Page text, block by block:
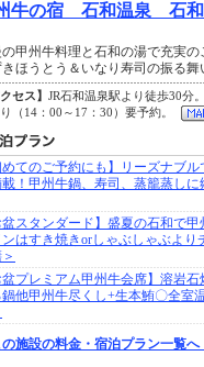
牛の宿 石和温泉 石和
の甲州牛料理と石和の湯で充実
ほうとう＆いなり寿司の振る
クセス】 JR石和温泉駅より徒歩30分
（14：00～17：30）要予約。
めてのご予約にも】リーズナブ
！甲州牛鍋、寿司、蒸籠蒸し
盆スタンダード】盛夏の石和で
ンはすき焼きorしゃぶしゃぶより
盆プレミアム甲州牛会席】溶岩
他甲州牛尽くし+生本鮪〇全室
の施設の料金・宿泊プラン一覧